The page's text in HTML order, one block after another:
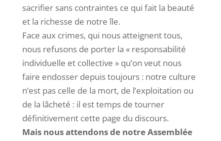
sacrifier sans contraintes ce qui fait la beauté
et la richesse de notre île.
Face aux crimes, qui nous atteignent tous,
nous refusons de porter la « responsabilité
individuelle et collective » qu’on veut nous
faire endosser depuis toujours : notre culture
n’est pas celle de la mort, de l’exploitation ou
de la lâcheté : il est temps de tourner
définitivement cette page du discours.
Mais nous attendons de notre Assemblée